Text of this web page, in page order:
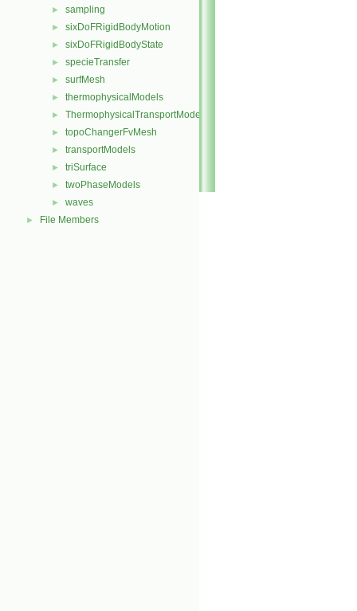
► sampling
► sixDoFRigidBodyMotion
► sixDoFRigidBodyState
► specieTransfer
► surfMesh
► thermophysicalModels
► ThermophysicalTransportModels
► topoChangerFvMesh
► transportModels
► triSurface
► twoPhaseModels
► waves
► File Members